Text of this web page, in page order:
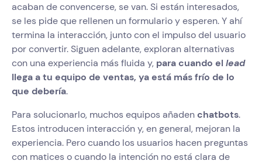
acaban de convencerse, se van. Si están interesados,
se les pide que rellenen un formulario y esperen. Y ahí
termina la interacción, junto con el impulso del usuario
por convertir. Siguen adelante, exploran alternativas
con una experiencia más fluida y, para cuando el lead
llega a tu equipo de ventas, ya está más frío de lo
que debería.
Para solucionarlo, muchos equipos añadenchatbots.
Estos introducen interacción y, en general, mejoran la
experiencia. Pero cuando los usuarios hacen preguntas
con matices o cuando la intención no está clara de